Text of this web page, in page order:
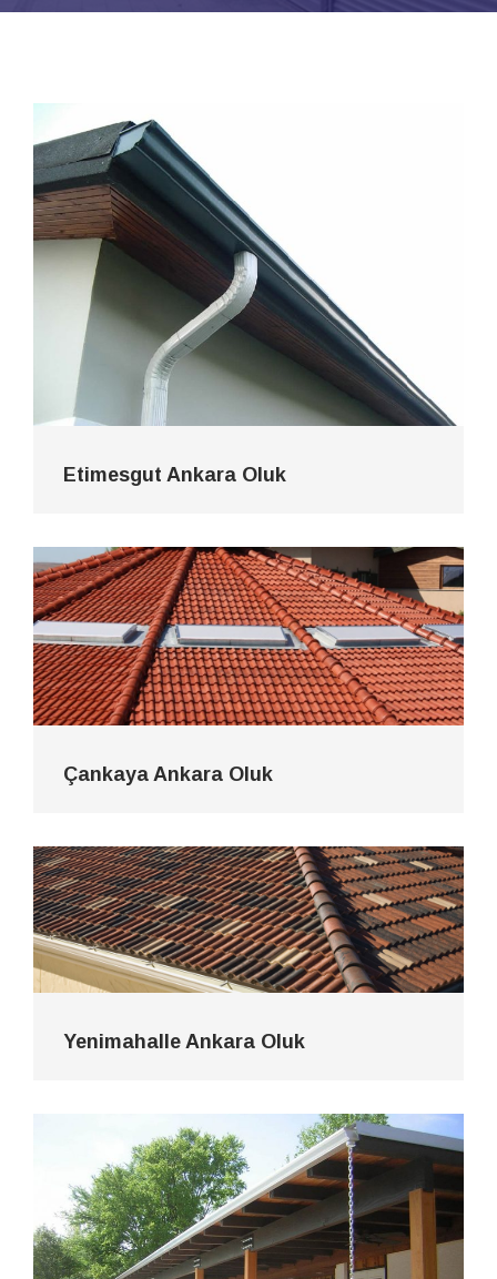
Etimesgut Ankara Oluk
Çankaya Ankara Oluk
Yenimahalle Ankara Oluk